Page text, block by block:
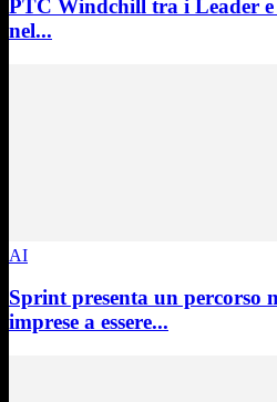
PTC Windchill tra i Leader
nel...
AI
Sprint presenta un percorso
imprese a essere...